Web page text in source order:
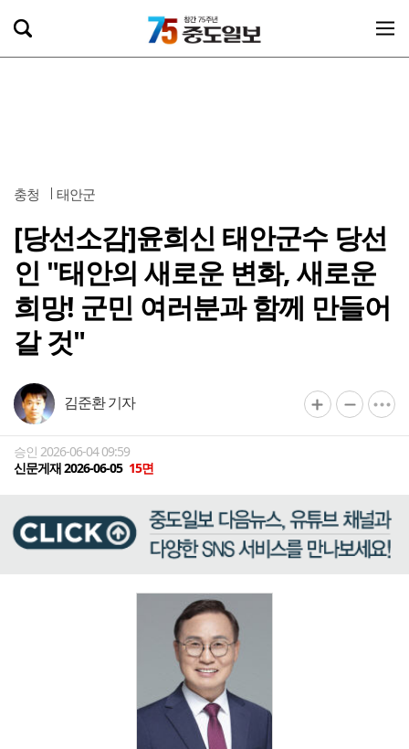
충청 태안군
[당선소감]윤희신 태안군수 당선
인 "태안의 새로운 변화, 새로운
희망! 군민 여러분과 함께 만들어
갈 것"
김준환 기자
승인 2026-06-04 09:59
신문게재 2026-06-05 15면